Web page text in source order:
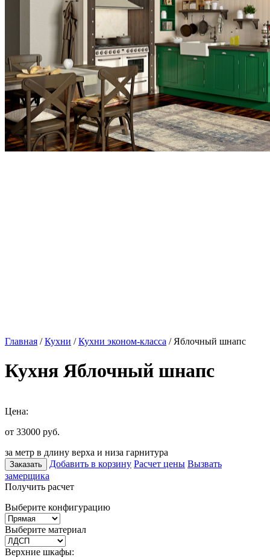
Главная /Кухни /Кухни эконом-класса / Яблочный шнапс
Кухня Яблочный шнапс
Цена:
от 33000 руб.
за метр в длину верха и низа гарнитура
Заказать Добавить в корзину Расчет цены Вызвать
замерщика
Получить расчет
Выберите конфигурацию
Выберите материал
Верхние шкафы: